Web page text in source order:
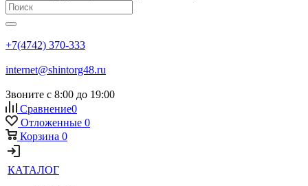
+7(4742) 370-333
internet@shintorg48.ru
Звоните с 8:00 до 19:00
Сравнение0
Отложенные 0
Корзина 0
КАТАЛОГ